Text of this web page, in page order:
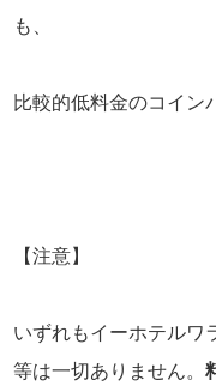
も、
比較的低料金のコイン
【注意】
いずれもイーホテルワ
等は一切ありません。